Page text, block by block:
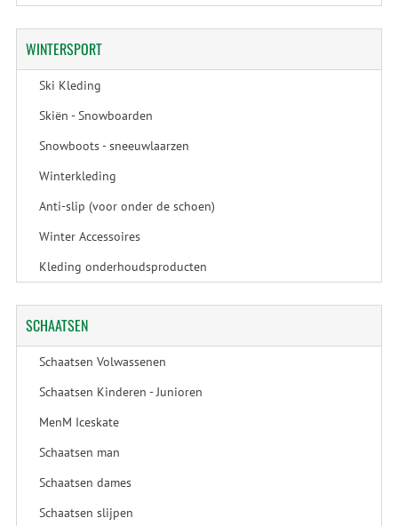
WINTERSPORT
Ski Kleding
Skiën - Snowboarden
Snowboots - sneeuwlaarzen
Winterkleding
Anti-slip (voor onder de schoen)
Winter Accessoires
Kleding onderhoudsproducten
SCHAATSEN
Schaatsen Volwassenen
Schaatsen Kinderen - Junioren
MenM Iceskate
Schaatsen man
Schaatsen dames
Schaatsen slijpen